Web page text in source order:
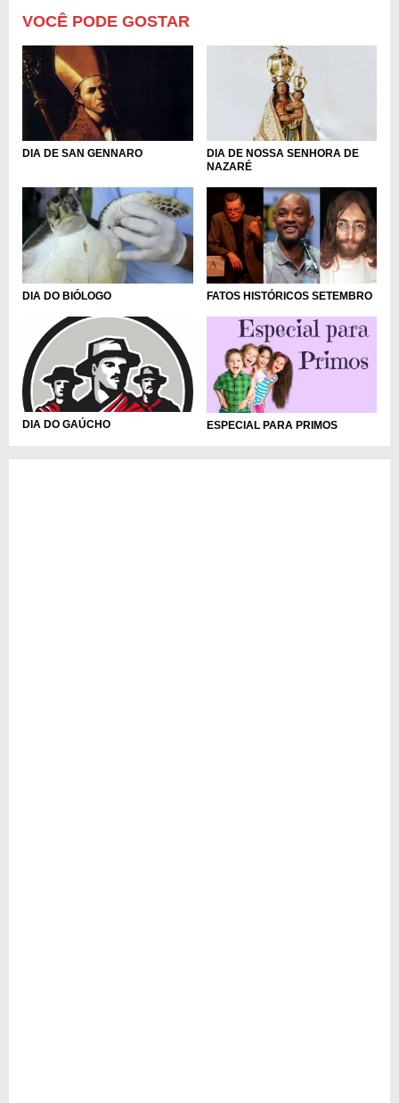
VOCÊ PODE GOSTAR
DIA DE SAN GENNARO
DIA DE NOSSA SENHORA DE
NAZARÉ
DIA DO BIÓLOGO FATOS HISTÓRICOS SETEMBRO
DIA DO GAÚCHO ESPECIAL PARA PRIMOS